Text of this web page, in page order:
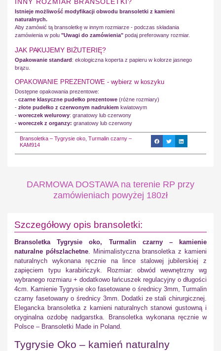
Istnieje możliwość modyfikacji obwodu bransoletki z kamieni
naturalnych.
Aby zamówić tą bransoletkę w innym rozmiarze - podczas składania
zamówienia w polu "Uwagi do zamówienia" podaj preferowany rozmiar.
JAK PAKUJEMY BIŻUTERIĘ?
Opakowanie standard: ekologiczna koperta z papieru w kolorze jasnego
brązu.
OPAKOWANIE PREZENTOWE - wybierz w koszyku
Dostępne opakowania prezentowe:
- czarne klasyczne pudełko prezentowe (różne rozmiary)
- złote pudełko z czerwonym nadrukiem kwiatowym
- woreczek welurowy: granatowy lub czerwony
- woreczek z organzy: granatowy lub czerwony
Bransoletka – Tygrysie oko, Turmalin czarny –
KAM914
DARMOWA DOSTAWA na terenie RP przy
zamówieniach powyżej 180zł
Szczegółowy opis bransoletki:
Bransoletka Tygrysie oko, Turmalin czarny – kamienie
naturalne półszlachetne. Minimalistyczna bransoletka z kamieni
naturalnych wykonana ręcznie na lince stalowej jubilerskiej z
zapięciem typu karabińczyk. Rozmiar: obwód wewnętrzny wg
wybranego rozmiaru + dodatkowo łańcuszek regulacyjny o długości
4cm. Kamienie Tygrysie oko fasetowane o średnicy 3mm, Turmalin
czarny fasetowany o średnicy 3mm. Dodatki ze stali chirurgicznej.
Elegancka bransoletka z kamieni naturalnych stanowi gustowną i
oryginalna ozdobę nadgarstka. Bransoletka wykonana ręcznie w
Polsce – Bransoletki Made in Poland.
Tygrysie Oko – kamień naturalny